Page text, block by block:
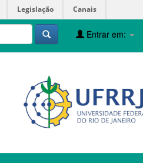
Legislação Canais
Entrar em: